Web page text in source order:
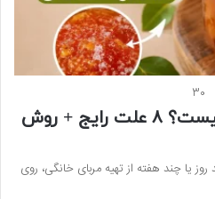
30
علت شکرک زدن مربا چیست؟ ۸ علت رایج + روش
روز یا چند هفته از تهیه مربای خانگی، روی